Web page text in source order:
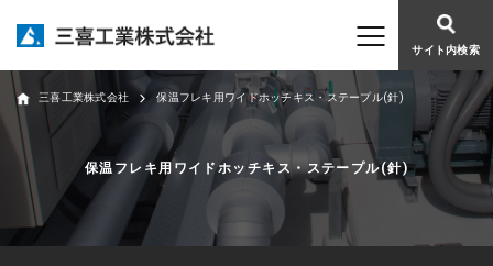
サイト内検索
保温フレキ用ワイドホッチキス・ステープル(針)
三喜工業株式会社 保温フレキ用ワイドホッチキス・ステープル(針)